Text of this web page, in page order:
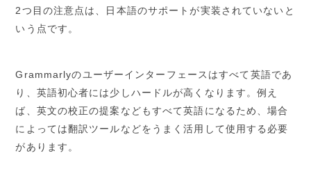
2つ目の注意点は、日本語のサポートが実装されていないと
いう点です。
Grammarlyのユーザーインターフェースはすべて英語であ
り、英語初心者には少しハードルが高くなります。例え
ば、英文の校正の提案などもすべて英語になるため、場合
によっては翻訳ツールなどをうまく活用して使用する必要
があります。